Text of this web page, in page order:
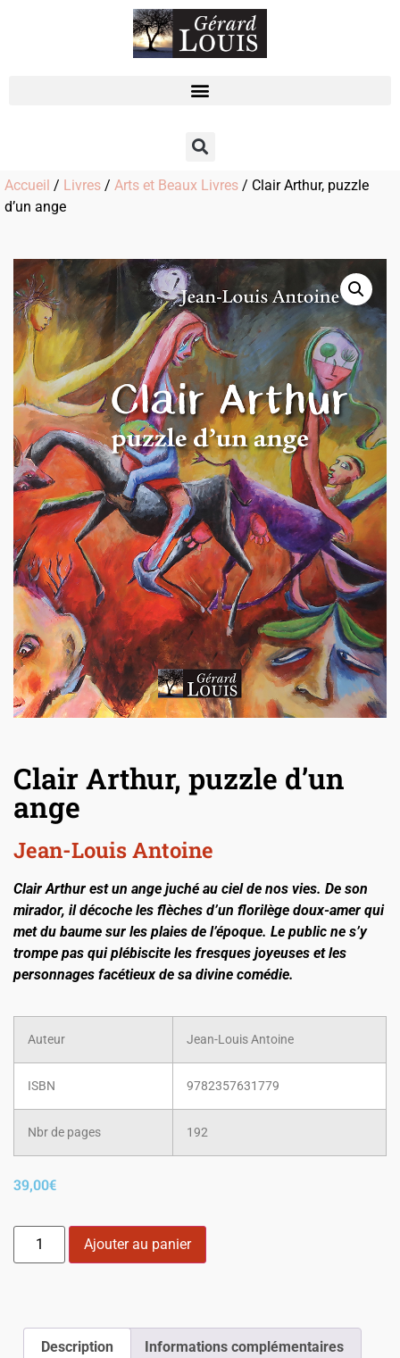
Accueil / Livres / Arts et Beaux Livres / Clair Arthur, puzzle
d’un ange
Clair Arthur, puzzle d’un
ange
Jean-Louis Antoine
Clair Arthur est un ange juché au ciel de nos vies. De son
mirador, il décoche les flèches d’un florilège doux-amer qui
met du baume sur les plaies de l’époque. Le public ne s’y
trompe pas qui plébiscite les fresques joyeuses et les
personnages facétieux de sa divine comédie.
Auteur Jean-Louis Antoine
ISBN 9782357631779
Nbr de pages 192
39,00€
Ajouter au panier
Description Informations complémentaires